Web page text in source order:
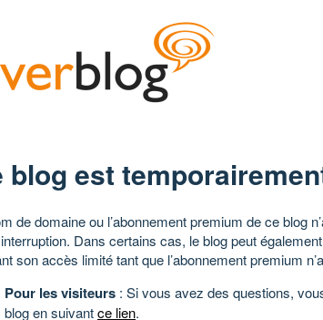
blog est
de domaine ou l’abonnement premium de ce blog
Dans certains cas, le blog peut
son accès limité tant que l’abonnement premium
Pour les visiteurs : Si vous avez des questions,
blog en suivantce lien.